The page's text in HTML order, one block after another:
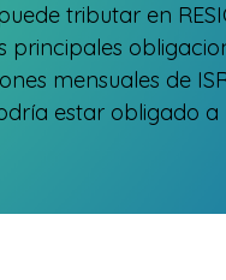
tributar en
principales
mensuales de
estar obligado